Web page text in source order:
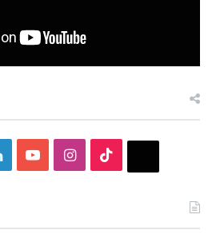
LinkedInYouTubeInstagram